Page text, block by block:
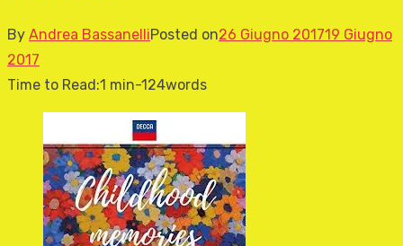
By Andrea BassanelliPosted on26 Giugno 201719 Giugno
2017
Time to Read:1 min-124words